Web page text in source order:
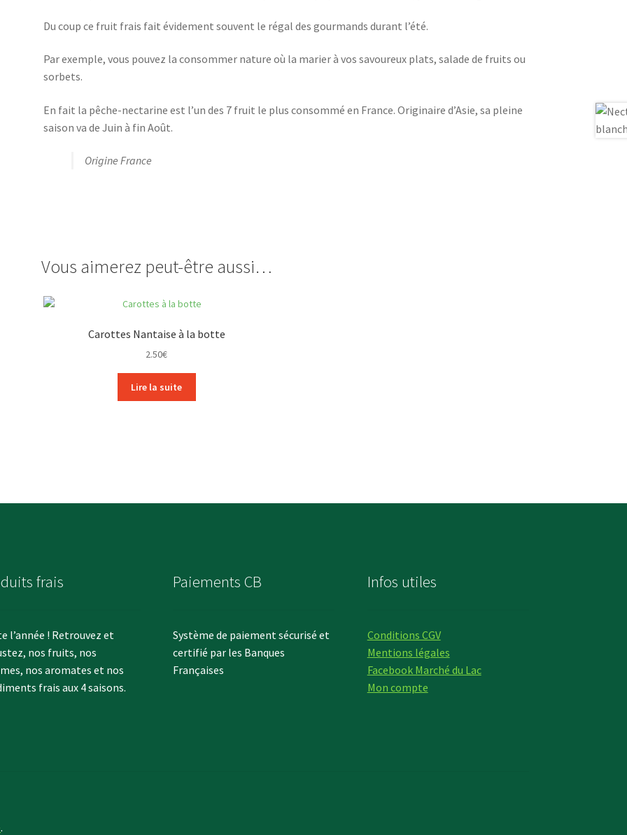
Du coup ce fruit frais fait évidement souvent le régal des gourmands durant l’été.
Par exemple, vous pouvez la consommer nature où la marier à vos savoureux plats, salade de fruits ou
sorbets.
En fait la pêche-nectarine est l’un des 7 fruit le plus consommé en France. Originaire d’Asie, sa pleine
saison va de Juin à fin Août.
Origine France
Vous aimerez peut-être aussi…
Carottes Nantaise à la botte
2.50€
Lire la suite
frais
l’année ! Retrouvez et
nos fruits, nos
nos aromates et nos
frais aux 4 saisons.
Paiements CB
Système de paiement sécurisé et
certifié par les Banques
Françaises
Infos utiles
Conditions CGV
Mentions légales
Facebook Marché du Lac
Mon compte
.